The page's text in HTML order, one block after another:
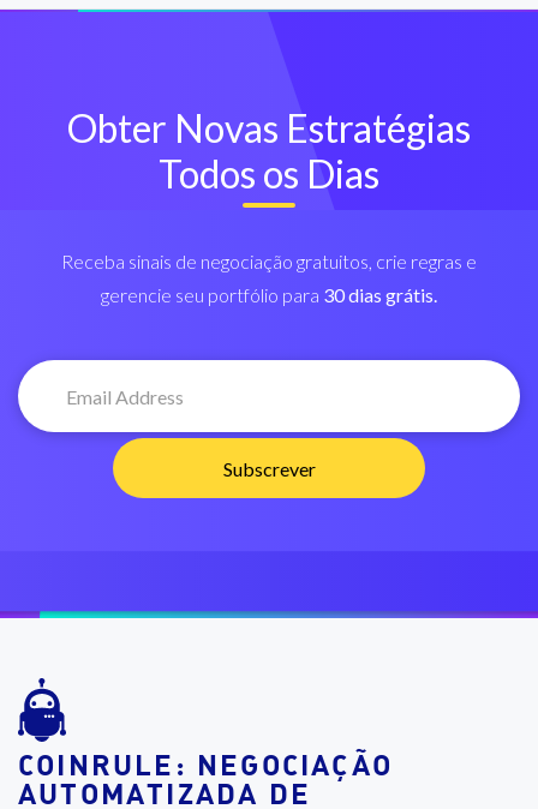
Obter Novas Estratégias
Todos os Dias
Receba sinais de negociação gratuitos, crie regras e
gerencie seu portfólio para 30 dias grátis.
COINRULE: NEGOCIAÇÃO
AUTOMATIZADA DE